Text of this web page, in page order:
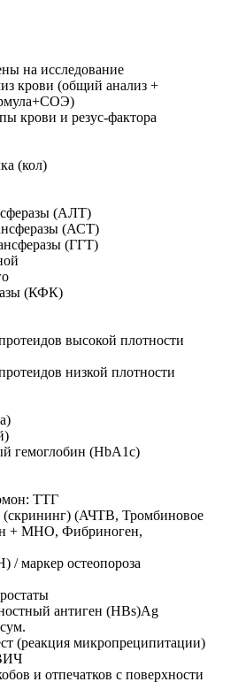
на исследование
крови (общий анализ +
крови и резус-фактора
(кол)
(АЛТ)
(АСТ)
(ГГТ)
(КФК)
высокой плотности
низкой плотности
гемоглобин (HbA1c)
ТТГ
(скрининг) (АЧТВ, Тромбиновое
+ MHO, Фибриноген,
маркер остеопороза
антиген (HBs)Ag
(реакция микропреципитации)
и отпечатков с поверхности